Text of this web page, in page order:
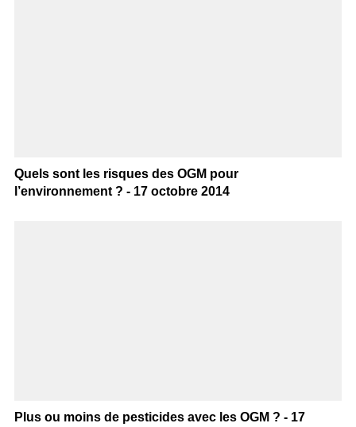
Quels sont les risques des OGM pour
l’environnement ? - 17 octobre 2014
Plus ou moins de pesticides avec les OGM ? - 17